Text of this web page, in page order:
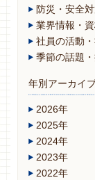
防災・安全
業界情報・
社員の活動
季節の話題
年別アーカイ
2026年
2025年
2024年
2023年
2022年